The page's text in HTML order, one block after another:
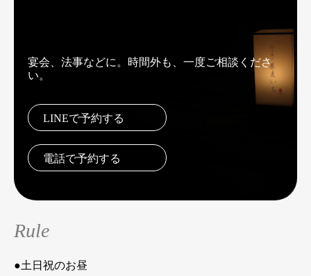
宴会、法事などに。時間外も、一度ご相談くださ
い。
LINEで予約する
電話で予約する
Rule
●土日祝のお昼